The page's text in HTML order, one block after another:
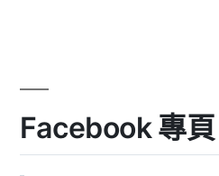
Facebook 專頁